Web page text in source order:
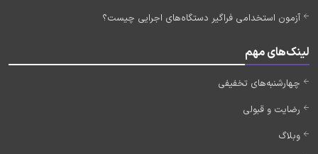
آزمون استخدامی فراگیر دستگاه‌های اجرایی چیست؟
لینک‌های مهم
چهارشنبه‌های تخفیفی
رضایت و قبولی
وبلاگ